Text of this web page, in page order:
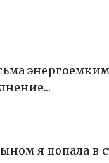
я попала в